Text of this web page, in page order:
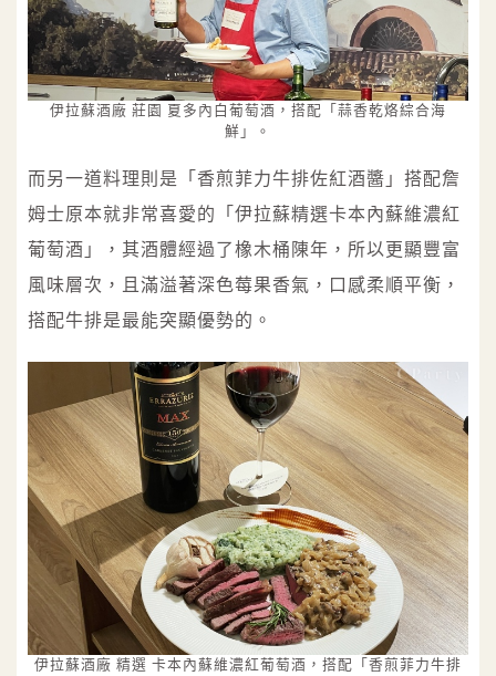
伊拉蘇酒廠 莊園 夏多內白葡萄酒，搭配「蒜香乾烙綜合海
鮮」。
而另一道料理則是「香煎菲力牛排佐紅酒醬」搭配詹
姆士原本就非常喜愛的「伊拉蘇精選卡本內蘇維濃紅
葡萄酒」，其酒體經過了橡木桶陳年，所以更顯豐富
風味層次，且滿溢著深色莓果香氣，口感柔順平衡，
搭配牛排是最能突顯優勢的。
伊拉蘇酒廠 精選 卡本內蘇維濃紅葡萄酒，搭配「香煎菲力牛排